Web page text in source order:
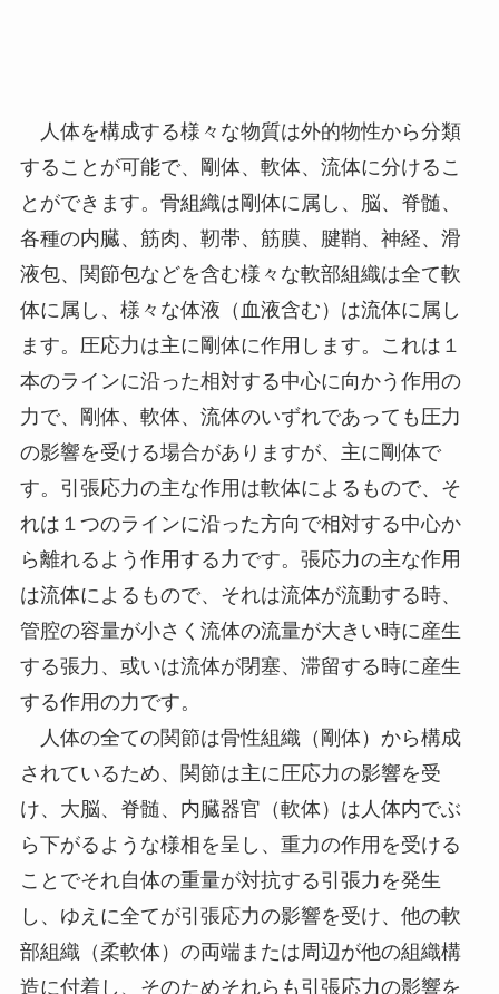
人体を構成する様々な物質は外的物性から分類
することが可能で、剛体、軟体、流体に分けるこ
とができます。骨組織は剛体に属し、脳、脊髄、
各種の内臓、筋肉、靭帯、筋膜、腱鞘、神経、滑
液包、関節包などを含む様々な軟部組織は全て軟
体に属し、様々な体液（血液含む）は流体に属し
ます。圧応力は主に剛体に作用します。これは１
本のラインに沿った相対する中心に向かう作用の
力で、剛体、軟体、流体のいずれであっても圧力
の影響を受ける場合がありますが、主に剛体で
す。引張応力の主な作用は軟体によるもので、そ
れは１つのラインに沿った方向で相対する中心か
ら離れるよう作用する力です。張応力の主な作用
は流体によるもので、それは流体が流動する時、
管腔の容量が小さく流体の流量が大きい時に産生
する張力、或いは流体が閉塞、滞留する時に産生
する作用の力です。
人体の全ての関節は骨性組織（剛体）から構成
されているため、関節は主に圧応力の影響を受
け、大脳、脊髄、内臓器官（軟体）は人体内でぶ
ら下がるような様相を呈し、重力の作用を受ける
ことでそれ自体の重量が対抗する引張力を発生
し、ゆえに全てが引張応力の影響を受け、他の軟
部組織（柔軟体）の両端または周辺が他の組織構
造に付着し、そのためそれらも引張応力の影響を